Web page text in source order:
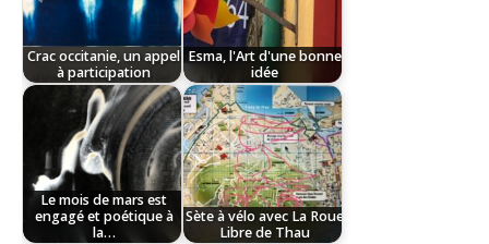
Crac occitanie, un appel
à participation
Esma, l'Art d'une bonne
idée
Le mois de mars est
engagé et poétique à
la…
Sète à vélo avec La Roue
Libre de Thau